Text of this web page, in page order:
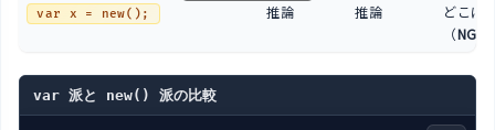
var x = new(); 推論 推論
どこに
（NG
var 派と new() 派の比較